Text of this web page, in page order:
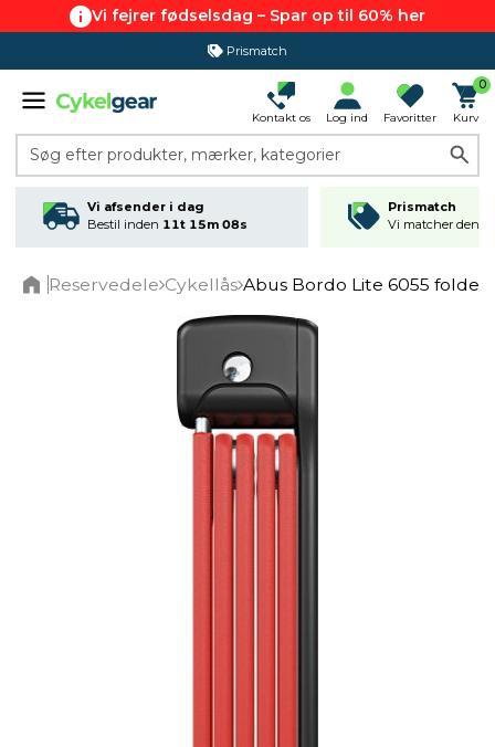
Vi fejrer fødselsdag – Spar op til 60% her
Prismatch
365 dages returret
Kontakt os Log ind Favoritter
0
Kurv
Søg efter produkter, mærker, kategorier
Vi afsender i dag
Bestil inden 11t 15m 07s
Prismatch
Vi matcher den
Reservedele Cykellås Abus Bordo Lite 6055